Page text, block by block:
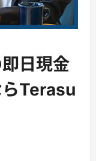
日現金
らTerasu